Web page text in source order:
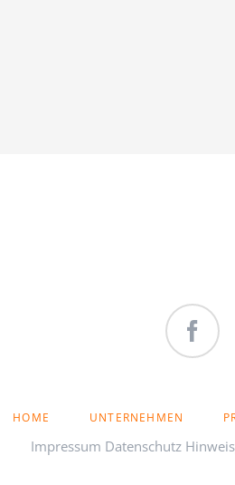
ÜBERSPRINGEN
HOME UNTERNEHMEN
Impressum Datenschutz